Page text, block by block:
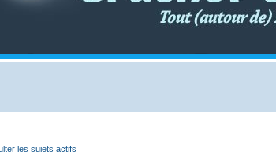
les sujets actifs